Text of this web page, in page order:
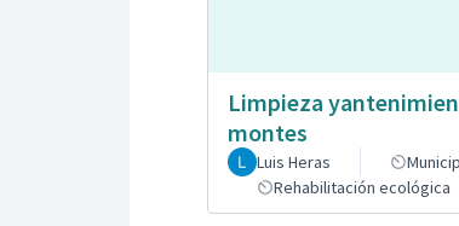
Limpieza
montes
Luis Heras
Rehabilitación ecológica